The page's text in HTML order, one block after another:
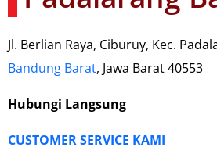
Jl. Berlian Raya, Ciburuy, Kec.
Bandung Barat, Jawa Barat 40553
Hubungi Langsung
CUSTOMER SERVICE KAMI